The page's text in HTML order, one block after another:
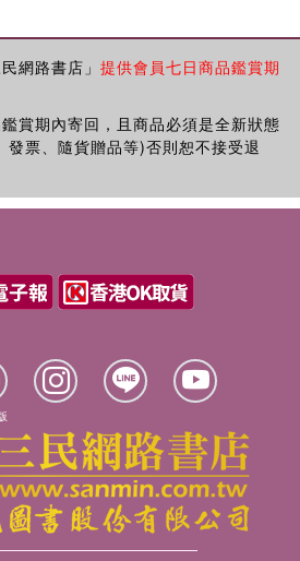
推薦或是毛遂自薦的方式，將研究
。不過，就過去的經驗來看，毛遂自
。
搞笑諾貝爾獎創始人—馬克．亞伯拉
領的搞笑諾貝爾獎委員會便會進行
年度的得獎者們。這個委員會的組
總編輯的趣味類科學雜誌《Annals of
編輯、科學報導記者、諾貝爾獎得
」是個新造的單字，這個字除了諧
有著「欠缺崇高性」的意涵。
，對於這些「好笑的研究」，他們大
有時候獲獎卻也有可能是不怎麼名譽
帶著滿滿的嘲諷意味來頒出獎項。
將醫學教育獎頒發給包括美國總統
在內的部分世界首腦級人物，但
：「利用新冠病毒全球大流行來警告
食內容
實很複雜
方法
獎典禮
較短；而糖漿這一類黏稠物質，其鬆弛
會運用名為「笛波拉數(Deborah
質的鬆弛時間。所謂笛波拉數，是使
，所求出的數值。若物質的笛波拉數大
；若小於1，則可以定義為液體。只要
需要花多少時間才能與容器形狀一
；但觀察時間尺度若是較長，就可以視
性質。但若是以千年為單位去思考，冰
型，因此也具備有液體的性質。
樣的。就人類雙眼的可見範圍內，水擁
速攝影機來拍攝水球破裂的瞬間，就能
，維持著水球的形狀。也就是說，若以
也算是擁有固體的性質。
》採訪時說明道：「貓咪也一樣，只要
的時間軸來進行觀察，就能發現貓咪能
與容器融為一體。」
計算後，發現貓咪完整融入小紙箱中的
能夠算是擁有液體的性質。另一方面，
網路書店」 提供會員七日商品鑑賞期
賞期內寄回，且商品必須是全新狀態
票、隨貨贈品等)否則恕不接受退